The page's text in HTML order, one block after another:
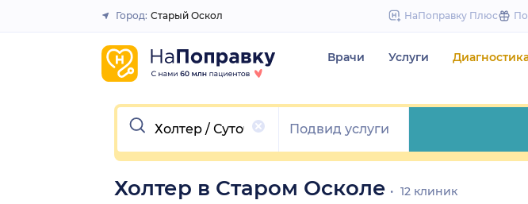
Закрыть
Город: Старый Оскол НаПоправку Плюс
Врачи Услуги
Очистить
Холтер в Старом Осколе
12 клиник